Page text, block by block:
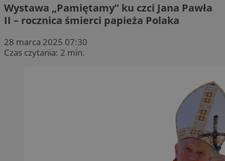
Wystawa „Pamiętamy” ku czci Jana Pawła
II – rocznica śmierci papieża Polaka
28 marca 2025 07:30
Czas czytania: 2 min.